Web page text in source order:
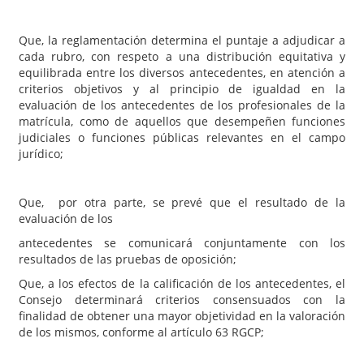
Que, la reglamentación determina el puntaje a adjudicar a
cada rubro, con respeto a una distribución equitativa y
equilibrada entre los diversos antecedentes, en atención a
criterios objetivos y al principio de igualdad en la
evaluación de los antecedentes de los profesionales de la
matrícula, como de aquellos que desempeñen funciones
judiciales o funciones públicas relevantes en el campo
jurídico;
Que, por otra parte, se prevé que el resultado de la
evaluación de los
antecedentes se comunicará conjuntamente con los
resultados de las pruebas de oposición;
Que, a los efectos de la calificación de los antecedentes, el
Consejo determinará criterios consensuados con la
finalidad de obtener una mayor objetividad en la valoración
de los mismos, conforme al artículo 63 RGCP;